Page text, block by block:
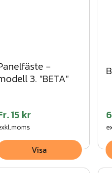
-
3. "BETA"
15 kr
Visa